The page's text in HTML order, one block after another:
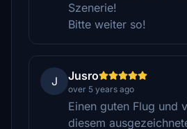
Szenerie!
Bitte weiter so!
J Jusro
over 5 years ago
Einen guten Flug und
diesem